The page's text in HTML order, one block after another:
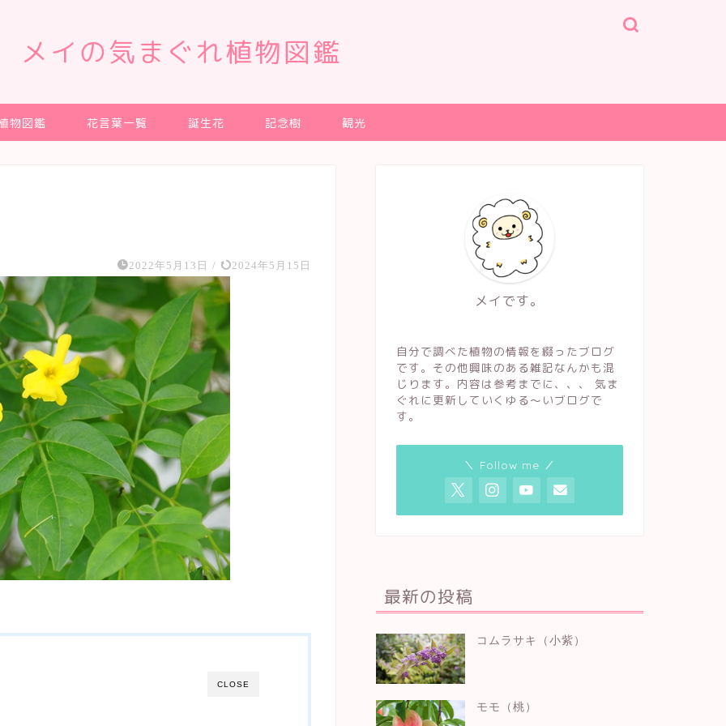
メイの気まぐれ植物図鑑
物図鑑 花言葉一覧 誕生花 記念樹 観光
2022年5月13日 / 2024年5月15日
CLOSE
メイです。
自分で調べた植物の情報を綴ったブログ
です。その他興味のある雑記なんかも混
じります。内容は参考までに、、、 気ま
ぐれに更新していくゆる〜いブログで
す。
＼ Follow me ／
最新の投稿
コムラサキ（小紫）
モモ（桃）